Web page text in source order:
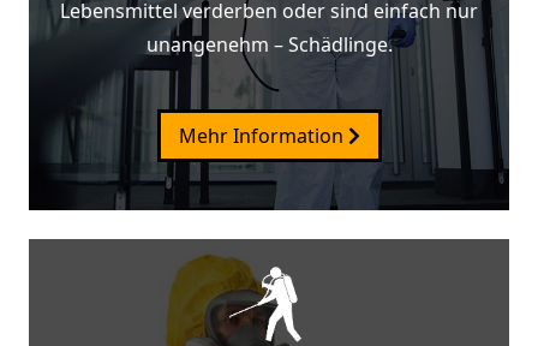
Lebensmittel verderben oder sind einfach nur
unangenehm – Schädlinge.
Mehr Information